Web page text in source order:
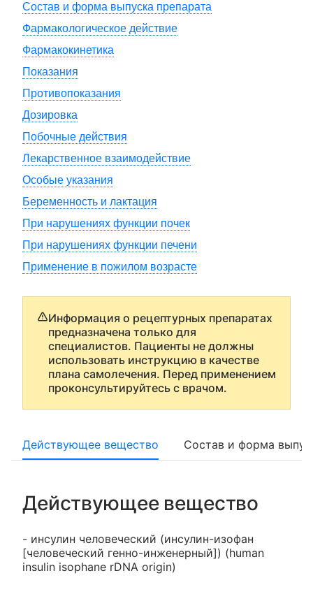
Состав и форма выпуска препарата
Фармакологическое действие
Фармакокинетика
Показания
Противопоказания
Дозировка
Побочные действия
Лекарственное взаимодействие
Особые указания
Беременность и лактация
При нарушениях функции почек
При нарушениях функции печени
Применение в пожилом возрасте
Информация о рецептурных препаратах
предназначена только для
специалистов. Пациенты не должны
использовать инструкцию в качестве
плана самолечения. Перед применением
проконсультируйтесь с врачом.
Действующее вещество Состав и форма
Действующее вещество
- инсулин человеческий (инсулин-изофан
[человеческий генно-инженерный]) (human
insulin isophane rDNA origin)